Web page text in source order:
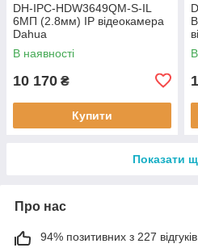
DH-IPC-HDW3649QM-S-IL
6МП (2.8мм) IP відеокамера
Dahua
В наявності
10 170 ₴
Купити
Показати
Про нас
94% позитивних з 227 відгуків